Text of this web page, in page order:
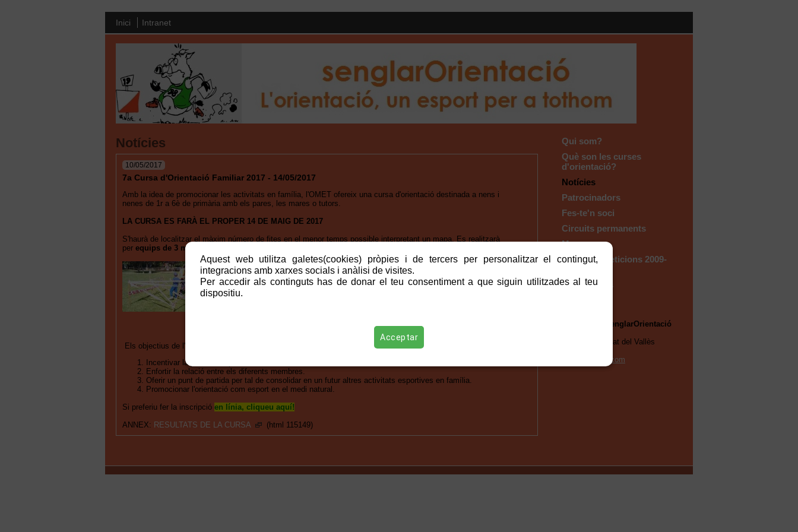
Inici Intranet
Qui som?
Què son les curses
d'orientació?
Notícies
Patrocinadors
Fes-te'n soci
Circuits permanents
Mapes
Arxiu competicions 2009-
Fotogaleries
Club Esportiu senglarOrientació
08173 - Sant Cugat del Vallès
senglaro@gmail.com
Notícies
10/05/2017
7a Cursa d'Orientació Familiar 2017 - 14/05/2017
Amb la idea de promocionar les activitats en família, l'OMET ofereix una cursa d'orientació destinada a nens i
nenes de 1r a 6è de primària amb els pares, les mares o tutors.
LA CURSA ES FARÀ EL PROPER 14 DE MAIG DE 2017
S'haurà de localitzar el màxim número de fites en el menor temps possible interpretant un mapa. Es realitzarà
per equips de 3 membres
Durant el recorregut hauran de realitzar un seguit de proves relacionades amb
l'orientació així com d'altres que posaran a prova el grau de coneixement i cooperació
dels diferents membres familiars.
Els objectius de l'activitat són:
Incentivar la pràctica esportiva en família.
Enfortir la relació entre els diferents membres.
Oferir un punt de partida per tal de consolidar en un futur altres activitats esportives en família.
Promocionar l'orientació com esport en el medi natural.
Si preferiu fer la inscripció en línia, cliqueu aquí!
ANNEX: RESULTATS DE LA CURSA (html 115149)
Aquest web utilitza galetes(cookies) pròpies i de tercers per personalitzar el contingut,
integracions amb xarxes socials i anàlisi de visites.
Per accedir als continguts has de donar el teu consentiment a que siguin utilitzades al teu
dispositiu.
Acceptar